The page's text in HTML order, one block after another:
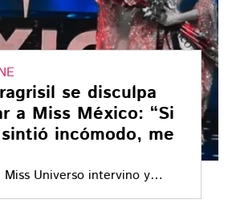
se disculpa
a Miss México: “Si
incómodo, me
Miss Universo intervino y
para reforzar la seguridad y el